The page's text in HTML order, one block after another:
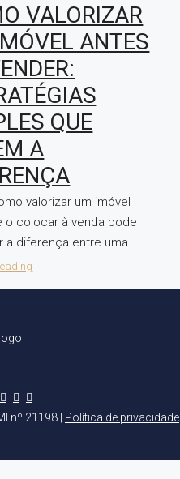
VALORIZAR
ANTES
QUE
A
valorizar um imóvel
o colocar à venda pode
a diferença entre uma...
nº 21198 | Política de privacidade